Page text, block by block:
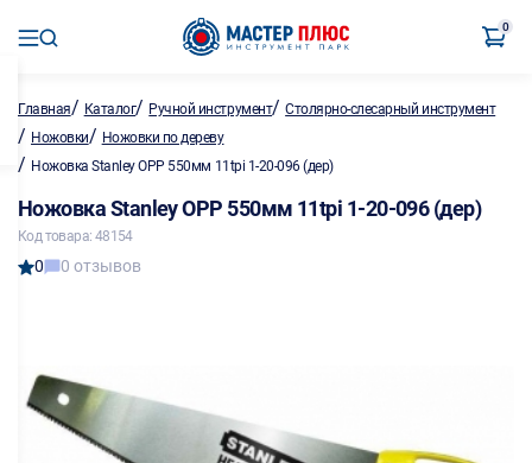
0
Главная/ Каталог/ Ручной инструмент/Столярно-слесарный инструмент
/ Ножовки/ Ножовки по дереву
/ Ножовка Stanley OPP 550мм 11tpi 1-20-096 (дер)
Ножовка Stanley OPP 550мм 11tpi 1-20-096 (дер)
Код товара: 48154
0 0 отзывов